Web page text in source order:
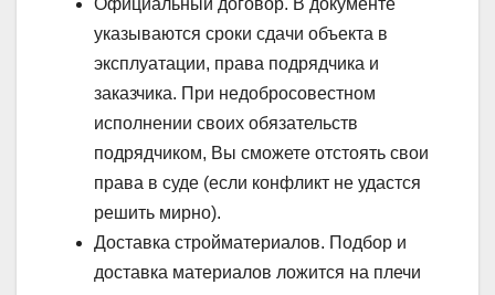
Официальный договор. В документе
указываются сроки сдачи объекта в
эксплуатации, права подрядчика и
заказчика. При недобросовестном
исполнении своих обязательств
подрядчиком, Вы сможете отстоять свои
права в суде (если конфликт не удастся
решить мирно).
Доставка стройматериалов. Подбор и
доставка материалов ложится на плечи